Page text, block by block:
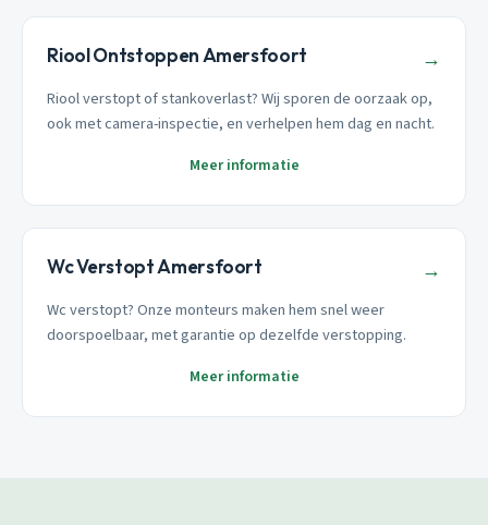
Riool Ontstoppen Amersfoort →
Riool verstopt of stankoverlast? Wij sporen de oorzaak op,
ook met camera-inspectie, en verhelpen hem dag en nacht.
Meer informatie
Wc Verstopt Amersfoort →
Wc verstopt? Onze monteurs maken hem snel weer
doorspoelbaar, met garantie op dezelfde verstopping.
Meer informatie